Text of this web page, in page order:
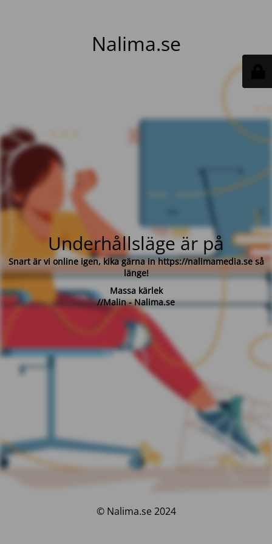
Nalima.se
Underhållsläge är på
Snart är vi online igen, kika gärna in https://nalimamedia.se så
länge!
Massa kärlek
//Malin - Nalima.se
© Nalima.se 2024